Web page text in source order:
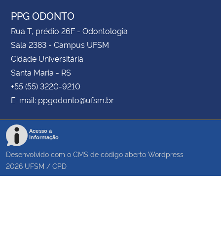
PPG ODONTO
Rua T, prédio 26F - Odontologia
Sala 2383 - Campus UFSM
Cidade Universitária
Santa Maria - RS
+55 (55) 3220-9210
E-mail: ppgodonto@ufsm.br
Acesso à
Informação
Desenvolvido com o CMS de código aberto Wordpress
2026 UFSM / CPD